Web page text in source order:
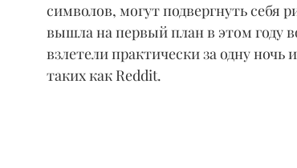
символов, могут подвергнуть себя
вышла на первый план в этом году
взлетели практически за одну
таких как Reddit.